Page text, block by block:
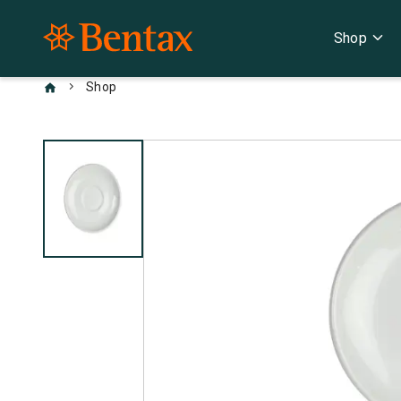
Shop expand_more
chevron_right Shop